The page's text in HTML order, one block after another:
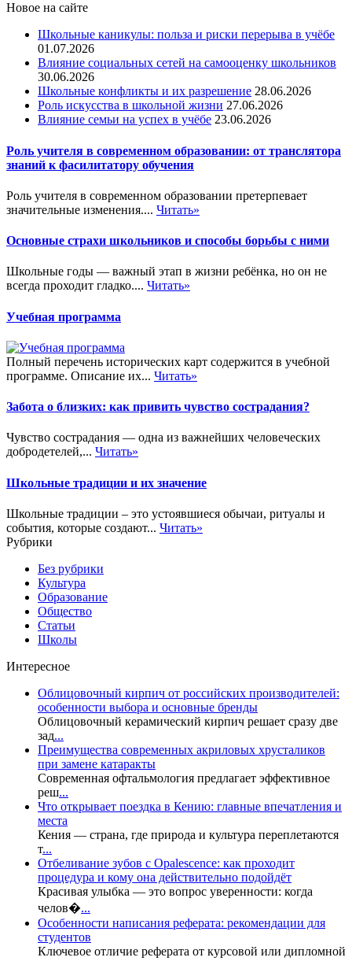
Новое на сайте
Школьные каникулы: польза и риски перерыва в учёбе
01.07.2026
Влияние социальных сетей на самооценку школьников
30.06.2026
Школьные конфликты и их разрешение 28.06.2026
Роль искусства в школьной жизни 27.06.2026
Влияние семьи на успех в учёбе 23.06.2026
Роль учителя в современном образовании: от транслятора
знаний к фасилитатору обучения
Роль учителя в современном образовании претерпевает
значительные изменения.... Читать»
Основные страхи школьников и способы борьбы с ними
Школьные годы — важный этап в жизни ребёнка, но он не
всегда проходит гладко.... Читать»
Учебная программа
Полный перечень исторических карт содержится в учебной
программе. Описание их... Читать»
Забота о близких: как привить чувство сострадания?
Чувство сострадания — одна из важнейших человеческих
добродетелей,... Читать»
Школьные традиции и их значение
Школьные традиции – это устоявшиеся обычаи, ритуалы и
события, которые создают... Читать»
Рубрики
Без рубрики
Культура
Образование
Общество
Статьи
Школы
Интересное
Облицовочный кирпич от российских производителей:
особенности выбора и основные бренды
Облицовочный керамический кирпич решает сразу две
зад...
Преимущества современных акриловых хрусталиков
при замене катаракты
Современная офтальмология предлагает эффективное
реш...
Что открывает поездка в Кению: главные впечатления и
места
Кения — страна, где природа и культура переплетаются
т...
Отбеливание зубов с Opalescence: как проходит
процедура и кому она действительно подойдёт
Красивая улыбка — это вопрос уверенности: когда
челов�...
Особенности написания реферата: рекомендации для
студентов
Ключевое отличие реферата от курсовой или дипломной